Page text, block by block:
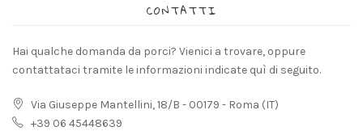
CONTATTI
Hai qualche domanda da porci? Vienici a trovare, oppure
contattataci tramite le informazioni indicate quì di seguito.
Via Giuseppe Mantellini, 18/B - 00179 - Roma (IT)
+39 06 45448639